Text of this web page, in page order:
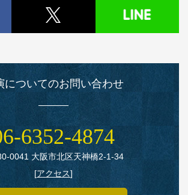
についてのお問い合わせ
大阪市北区天神橋2‑1‑34
[アクセス]